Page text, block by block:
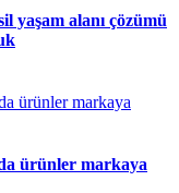
yaşam alanı çözümü
ürünler markaya